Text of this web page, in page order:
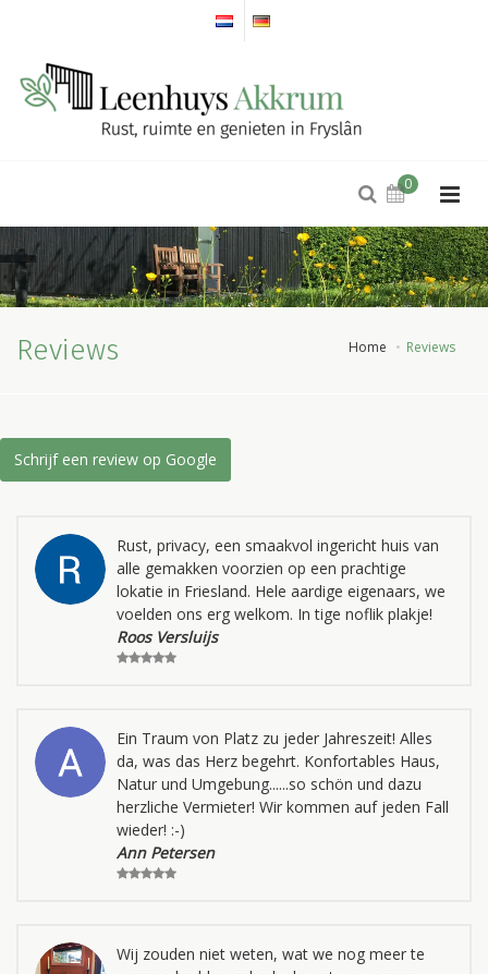
0
Home Reviews
Reviews
Schrijf een review op Google
Rust, privacy, een smaakvol ingericht huis van
alle gemakken voorzien op een prachtige
lokatie in Friesland. Hele aardige eigenaars, we
voelden ons erg welkom. In tige noflik plakje!
Roos Versluijs
Ein Traum von Platz zu jeder Jahreszeit! Alles
da, was das Herz begehrt. Konfortables Haus,
Natur und Umgebung......so schön und dazu
herzliche Vermieter! Wir kommen auf jeden Fall
wieder! :-)
Ann Petersen
Wij zouden niet weten, wat we nog meer te